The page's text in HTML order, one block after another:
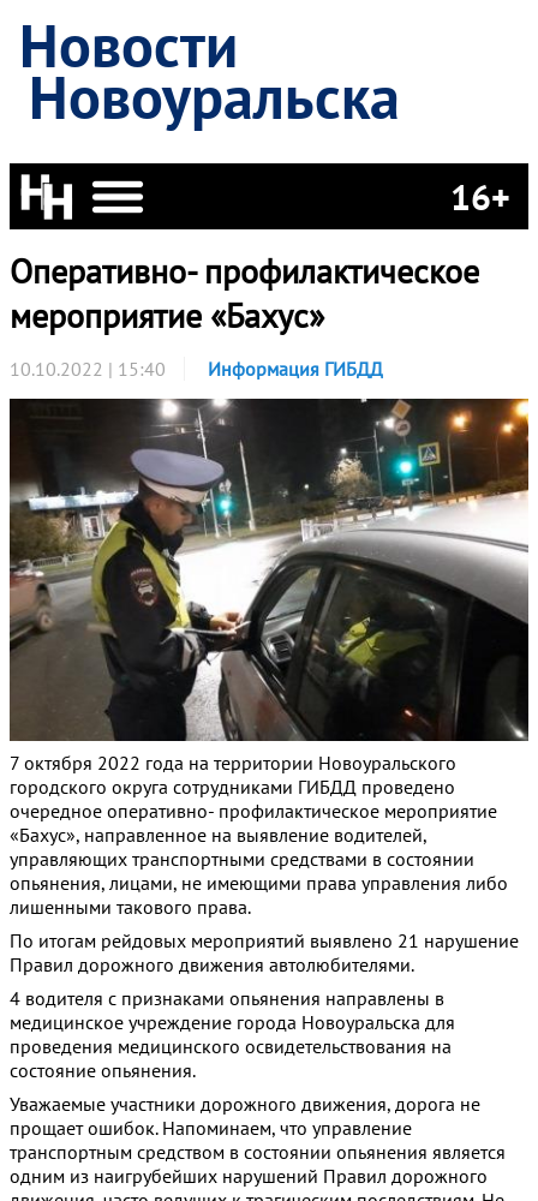
Новости
Новоуральска
16+
Оперативно- профилактическое
мероприятие «Бахус»
10.10.2022 | 15:40 Информация ГИБДД
7 октября 2022 года на территории Новоуральского
городского округа сотрудниками ГИБДД проведено
очередное оперативно- профилактическое мероприятие
«Бахус», направленное на выявление водителей,
управляющих транспортными средствами в состоянии
опьянения, лицами, не имеющими права управления либо
лишенными такового права.
По итогам рейдовых мероприятий выявлено 21 нарушение
Правил дорожного движения автолюбителями.
4 водителя с признаками опьянения направлены в
медицинское учреждение города Новоуральска для
проведения медицинского освидетельствования на
состояние опьянения.
Уважаемые участники дорожного движения, дорога не
прощает ошибок. Напоминаем, что управление
транспортным средством в состоянии опьянения является
одним из наигрубейших нарушений Правил дорожного